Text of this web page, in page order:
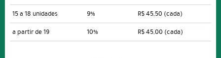
15 a 18 unidades
9% R$ 45,50 (cada)
a partir de 19
10% R$ 45,00 (cada)